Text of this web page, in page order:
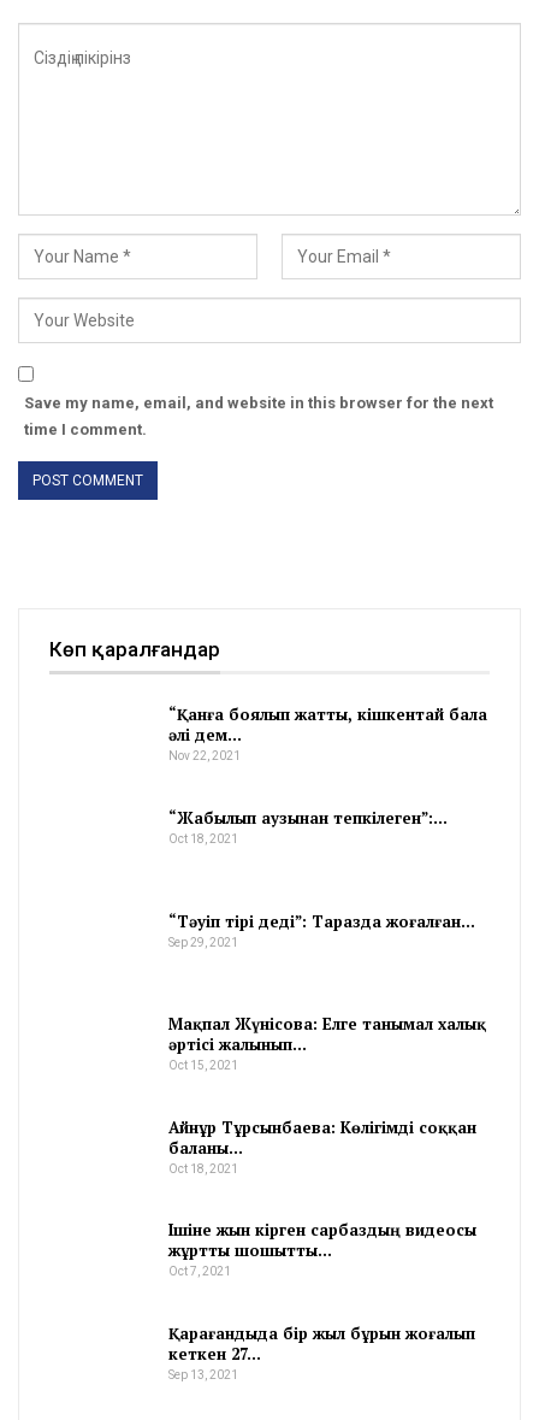
Save my name, email, and website in this browser for the next
time I comment.
Көп қаралғандар
“Қанға боялып жатты, кішкентай бала
әлі дем…
Nov 22, 2021
“Жабылып аузынан тепкілеген”:…
Oct 18, 2021
“Тәуіп тірі деді”: Таразда жоғалған…
Sep 29, 2021
Мақпал Жүнісова: Елге танымал халық
әртісі жалынып…
Oct 15, 2021
Айнұр Тұрсынбаева: Көлігімді соққан
баланы…
Oct 18, 2021
Ішіне жын кірген сарбаздың видеосы
жұртты шошытты…
Oct 7, 2021
Қарағандыда бір жыл бұрын жоғалып
кеткен 27…
Sep 13, 2021